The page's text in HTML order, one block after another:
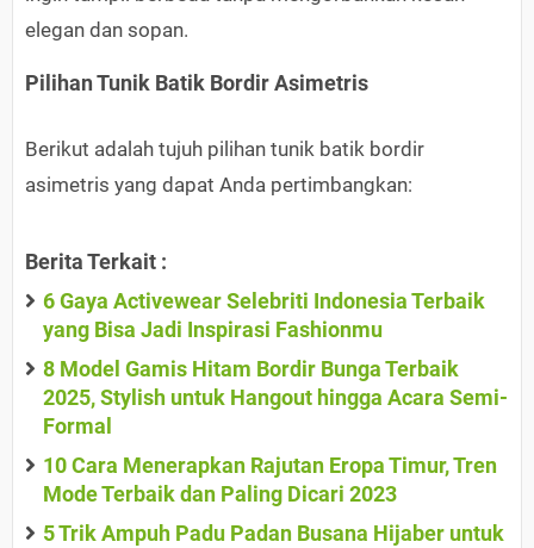
elegan dan sopan.
Pilihan Tunik Batik Bordir Asimetris
Berikut adalah tujuh pilihan tunik batik bordir
asimetris yang dapat Anda pertimbangkan:
Berita Terkait :
6 Gaya Activewear Selebriti Indonesia Terbaik
yang Bisa Jadi Inspirasi Fashionmu
8 Model Gamis Hitam Bordir Bunga Terbaik
2025, Stylish untuk Hangout hingga Acara Semi-
Formal
10 Cara Menerapkan Rajutan Eropa Timur, Tren
Mode Terbaik dan Paling Dicari 2023
5 Trik Ampuh Padu Padan Busana Hijaber untuk